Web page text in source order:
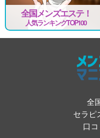
全国メンズエステ！
人気ランキングTOP100
全
セラピ
口コ